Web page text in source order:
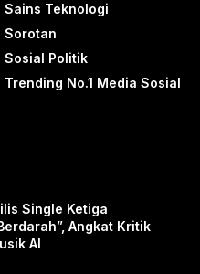
Sains Teknologi
Sorotan
Sosial Politik
Trending No.1 Media Sosial
Single Ketiga
Angkat Kritik
AI